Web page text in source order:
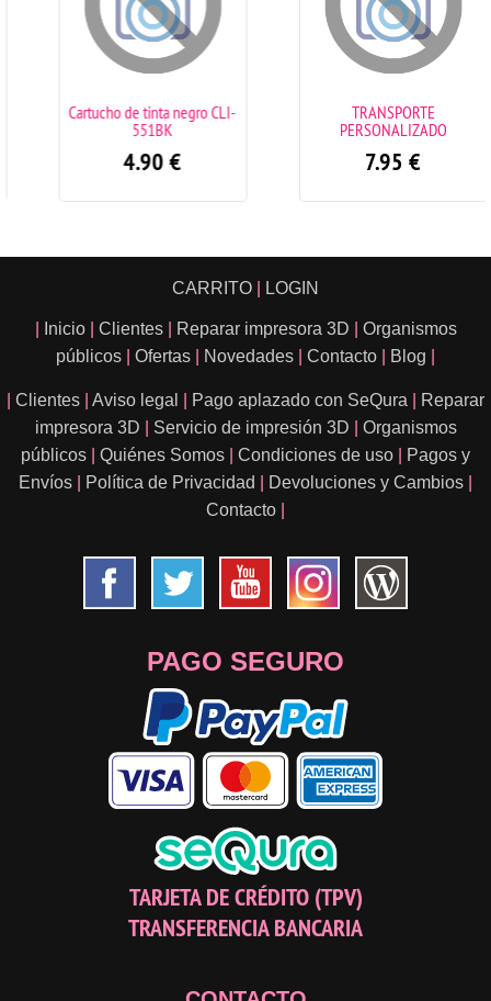
Cartucho de tinta negro CLI-
551BK
4.90€
TRANSPORTE
PERSONALIZADO
7.95€
CARRITO LOGIN
Inicio Clientes Reparar impresora 3D
Organismos
públicos
Ofertas Novedades Contacto Blog
Clientes Aviso legal Pago aplazado con SeQura
Reparar
impresora 3D
Servicio de impresión 3D
Organismos
públicos
Quiénes Somos Condiciones de uso
Pagos y
Envíos
Política de Privacidad Devoluciones y Cambios
Contacto
PAGO SEGURO
TARJETA DE CRÉDITO (TPV)
TRANSFERENCIA BANCARIA